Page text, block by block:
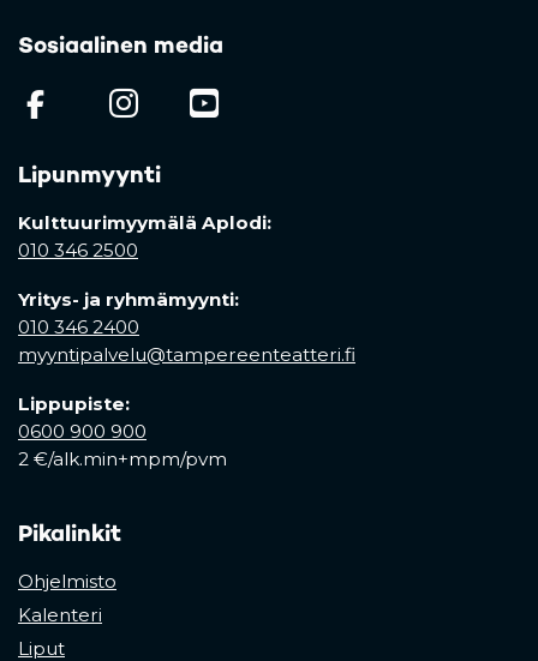
Sosiaalinen media
(opens in a new tab)
(opens in a new tab)
Lipunmyynti
Kulttuurimyymälä Aplodi:
010 346 2500
Yritys- ja ryhmämyynti:
010 346 2400
myyntipalvelu@tampereenteatteri.fi
Lippupiste:
0600 900 900
2 €/alk.min+mpm/pvm
Pikalinkit
Ohjelmisto
Kalenteri
Liput